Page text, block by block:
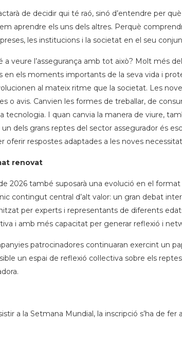
de decidir qui té raó, sinó d’entendre per
aprendre els uns dels altres. Perquè
les institucions i la societat en el seu
a veure l’assegurança amb tot això? Molt més
en els moments importants de la seva vida i
al mateix ritme que la societat. Les
o avis. Canvien les formes de treballar, de
tecnologia. I quan canvia la manera de viure,
un dels grans reptes del sector assegurador és
oferir respostes adaptades a les noves
renovat
de 2026 també suposarà una evolució en el
contingut central d’alt valor: un gran debat
per experts i representants de diferents
i amb més capacitat per generar reflexió i
patrocinadores continuaran exercint un
un espai de reflexió col·lectiva sobre els
a la Setmana Mundial, la inscripció s’ha de